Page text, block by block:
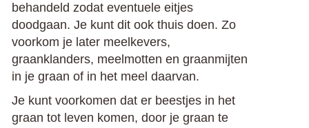
behandeld zodat eventuele eitjes
doodgaan. Je kunt dit ook thuis doen. Zo
voorkom je later meelkevers,
graanklanders, meelmotten en graanmijten
in je graan of in het meel daarvan.
Je kunt voorkomen dat er beestjes in het
graan tot leven komen, door je graan te